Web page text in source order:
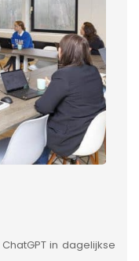
in dagelijkse